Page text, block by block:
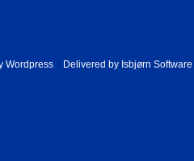
Wordpress Delivered by Isbjørn Software